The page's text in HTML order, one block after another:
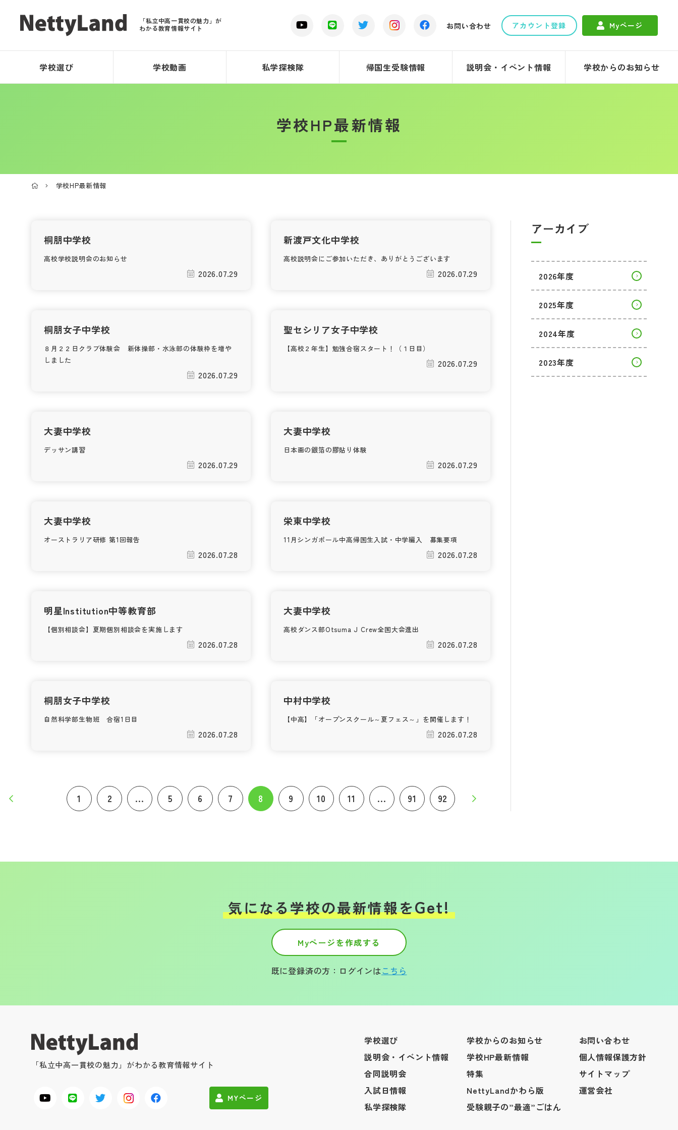
「私立中高一貫校の魅力」が
わかる教育情報サイト
お問い合わせ アカウント登録 Myページ
学校選び 学校動画 私学探検隊 帰国生受験情報 説明会・イベント情報 学校からのお知らせ
学校HP最新情報
学校HP最新情報
桐朋中学校
高校学校説明会のお知らせ
2026.07.29
新渡戸文化中学校
高校説明会にご参加いただき、ありがとうございます
2026.07.29
桐朋女子中学校
８月２２日クラブ体験会 新体操部・水泳部の体験枠を増や
しました
2026.07.29
聖セシリア女子中学校
【高校２年生】勉強合宿スタート！（１日目）
2026.07.29
大妻中学校
デッサン講習
2026.07.29
大妻中学校
日本画の銀箔の膠貼り体験
2026.07.29
大妻中学校
オーストラリア研修 第1回報告
2026.07.28
栄東中学校
11月シンガポール中高帰国生入試・中学編入 募集要項
2026.07.28
明星Institution中等教育部
【個別相談会】夏期個別相談会を実施します
2026.07.28
大妻中学校
高校ダンス部Otsuma J Crew全国大会進出
2026.07.28
桐朋女子中学校
自然科学部生物班 合宿1日目
2026.07.28
中村中学校
【中高】「オープンスクール～夏フェス～」を開催します！
2026.07.28
1 2 ... 5 6 7 8 9 10 11 ... 91 92
アーカイブ
2026年度
2025年度
2024年度
2023年度
気になる学校の最新情報をGet!
Myページを作成する
既に登録済の方：ログインはこちら
「私立中高一貫校の魅力」がわかる教育情報サイト
MYページ
学校選び
説明会・イベント情報
合同説明会
入試日情報
私学探検隊
学校からのお知らせ
学校HP最新情報
特集
NettyLandかわら版
受験親子の”最適”ごはん
お問い合わせ
個人情報保護方針
サイトマップ
運営会社